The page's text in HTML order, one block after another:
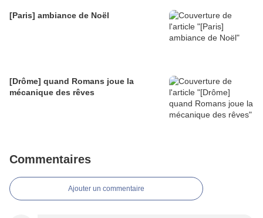
[Paris] ambiance de Noël
[Drôme] quand Romans joue la
mécanique des rêves
Commentaires
Ajouter un commentaire